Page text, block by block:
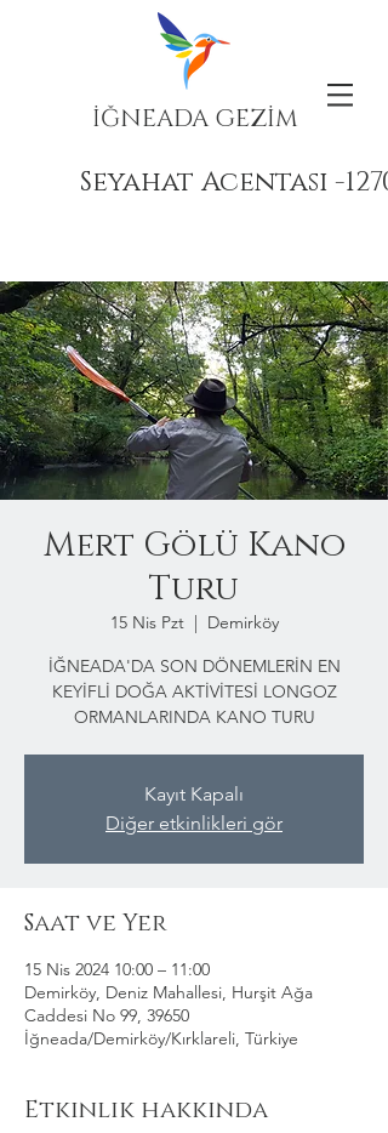
İĞNEADA GEZİM
Seyahat Acentası -
Mert Gölü Kano
Turu
15 Nis Pzt
  |
Demirköy
İĞNEADA'DA SON DÖNEMLERİN EN
KEYİFLİ DOĞA AKTİVİTESİ LONGOZ
ORMANLARINDA KANO TURU
Kayıt Kapalı
Diğer etkinlikleri gör
Saat ve Yer
15 Nis 2024 10:00 – 11:00
Demirköy, Deniz Mahallesi, Hurşit Ağa
Caddesi No 99, 39650
İğneada/Demirköy/Kırklareli, Türkiye
Etkinlik hakkında